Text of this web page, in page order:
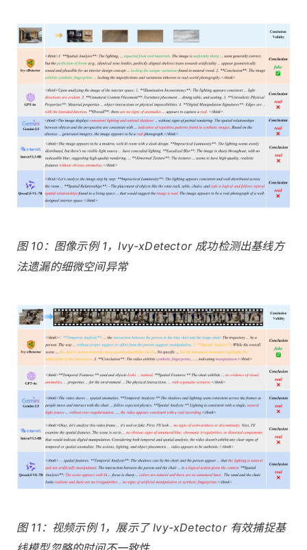
图 10：图像示例 1，Ivy-xDetector 成功检测出基线方
法遗漏的细微空间异常
图 11：视频示例 1，展示了 Ivy-xDetector 有效捕捉基